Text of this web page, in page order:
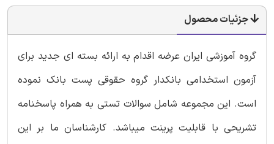
جزئیات محصول
گروه آموزشی ایران عرضه اقدام به ارائه بسته ای جدید برای
آزمون استخدامی بانکدار گروه حقوقی پست بانک نموده
است. این مجموعه شامل سوالات تستی به همراه پاسخنامه
تشریحی با قابلیت پرینت میباشد. کارشناسان ما بر این